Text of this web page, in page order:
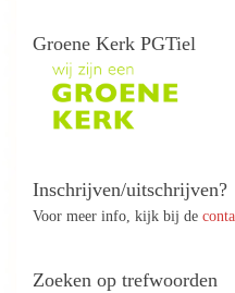
Groene Kerk PGTiel
Inschrijven/uitschrijven?
Voor meer info, kijk bij de
Zoeken op trefwoorden